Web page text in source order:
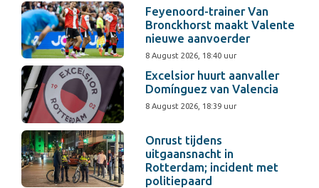
Feyenoord-trainer Van
Bronckhorst maakt Valente
nieuwe aanvoerder
8 August 2026, 18:40 uur
Excelsior huurt aanvaller
Domínguez van Valencia
8 August 2026, 18:39 uur
Onrust tijdens
uitgaansnacht in
Rotterdam; incident met
politiepaard